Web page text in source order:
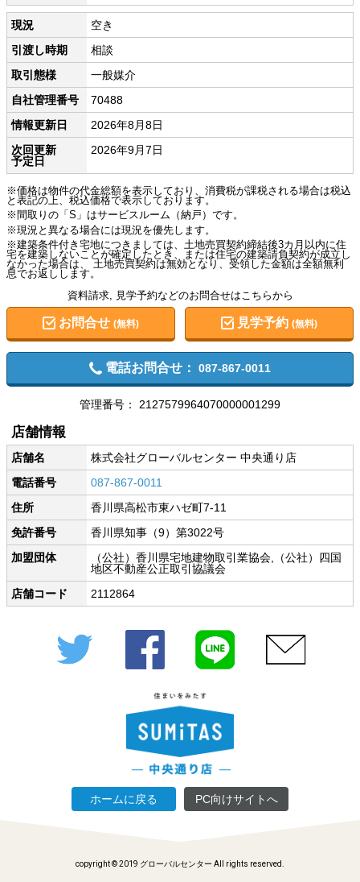
現況
空き
引渡し時期
相談
取引態様
一般媒介
自社管理番号
70488
情報更新日
2026年8月8日
次回更新
予定日
2026年9月7日
※価格は物件の代金総額を表示しており、消費税が課税される場合は税込
と表記の上、税込価格で表示しております。
※間取りの「S」はサービスルーム（納戸）です。
※現況と異なる場合には現況を優先します。
※建築条件付き宅地につきましては、土地売買契約締結後3カ月以内に住
宅を建築しないことが確定したとき、または住宅の建築請負契約が成立し
なかった場合は、 土地売買契約は無効となり、受領した金額は全額無利
息でお返しします。
資料請求, 見学予約などのお問合せはこちらから
お問合せ (無料) 見学予約(無料)
電話お問合せ： 087-867-0011
管理番号： 2127579964070000001299
店舗情報
店舗名
株式会社グローバルセンター 中央通り店
電話番号
087-867-0011
住所
香川県高松市東ハゼ町7-11
免許番号
香川県知事（9）第3022号
加盟団体
（公社）香川県宅地建物取引業協会,（公社）四国
地区不動産公正取引協議会
店舗コード
2112864
Twitter Facebook
ホームに戻る PC向けサイトへ
copyright © 2019 グローバルセンター All rights reserved.